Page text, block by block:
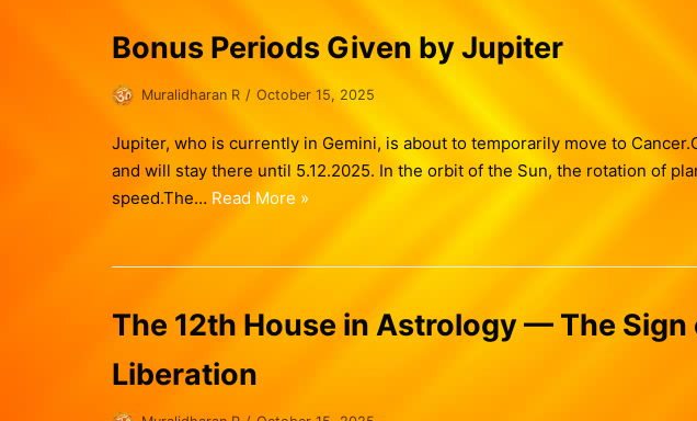
Bonus Periods Given by Jupiter
Muralidharan R October 15, 2025
Jupiter, who is currently in Gemini, is about to temporarily move to
and will stay there until 5.12.2025. In the orbit of the Sun, the rotation of
speed.The… Read More »
The 12th House in Astrology — The
Liberation